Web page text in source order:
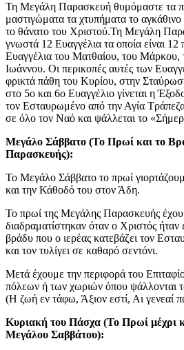
Τη Μεγάλη Παρασκευή θυμόμαστε τα
μαστιγώματα τα χτυπήματα το
το θάνατο του Χριστού.Τη Μεγάλη
γνωστά 12 Ευαγγέλια τα οποία είναι 12
Ευαγγέλια του Ματθαίου, του Μάρκου,
Ιωάννου. Οι περικοπές αυτές των
φρικτά πάθη του Κυρίου, στην
στο 5ο και 6ο Ευαγγέλιο γίνεται η
τον Εσταυρωμένο από την Αγία
σε όλο τον Ναό και ψάλλεται το
Μεγάλο Σάββατο (Το Πρωί και το
Παρασκευής):
Το Μεγάλο Σάββατο το πρωί
και την Κάθοδό του στον Άδη.
Το πρωί της Μεγάλης Παρασκευής
διαδραματίστηκαν όταν ο Χριστός
βράδυ που ο ιερέας κατεβάζει τον
και τον τυλίγει σε καθαρό σεντόνι.
Μετά έχουμε την περιφορά του
πόλεων ή των χωριών όπου ψάλλονται
(Η ζωή εν τάφω, Άξιον εστί, Αι γενεαί
Κυριακή του Πάσχα (Το Πρωί μέχρι
Μεγάλου Σαββάτου):